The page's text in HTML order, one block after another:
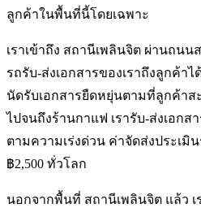
ลูกค้าในพื้นที่นี้โดยเฉพาะ
เราเข้าถึง สถานีเพลินจิต ผ่านถน
รถรับ-ส่งเอกสารของเราถึงลูกค้า
นัดรับเอกสารยืดหยุ่นตามที่ลูกค้า
ไปจนถึงร้านกาแฟ เรารับ-ส่งเอกสา
ตามความเร่งด่วน ค่าจัดส่งประเมิ
฿2,500 ทั่วโลก
นอกจากพื้นที่ สถานีเพลินจิต แล้ว